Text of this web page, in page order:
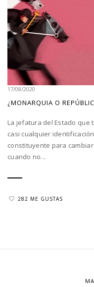
17/08/2020
¿MONARQUIA O
La jefatura del Estado que
casi cualquier
constituyente para
cuando no...
282 ME GUSTAS